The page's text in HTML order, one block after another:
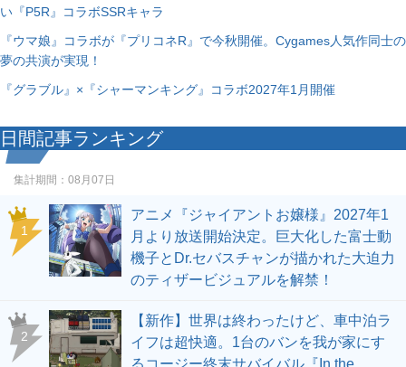
い『P5R』コラボSSRキャラ
『ウマ娘』コラボが『プリコネR』で今秋開催。Cygames人気作同士の
夢の共演が実現！
『グラブル』×『シャーマンキング』コラボ2027年1月開催
日間記事ランキング
集計期間： 08月07日
1
アニメ『ジャイアントお嬢様』2027年1
月より放送開始決定。巨大化した富士動
機子とDr.セバスチャンが描かれた大迫力
のティザービジュアルを解禁！
2
【新作】世界は終わったけど、車中泊ラ
イフは超快適。1台のバンを我が家にす
るコージー終末サバイバル『In the